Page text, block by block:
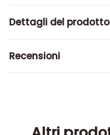
Dettagli del prodotto
Recensioni